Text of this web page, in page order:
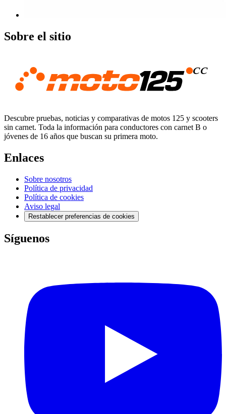
Sobre el sitio
Descubre pruebas, noticias y comparativas de motos 125 y scooters
sin carnet. Toda la información para conductores con carnet B o
jóvenes de 16 años que buscan su primera moto.
Enlaces
Sobre nosotros
Política de privacidad
Política de cookies
Aviso legal
Restablecer preferencias de cookies
Síguenos